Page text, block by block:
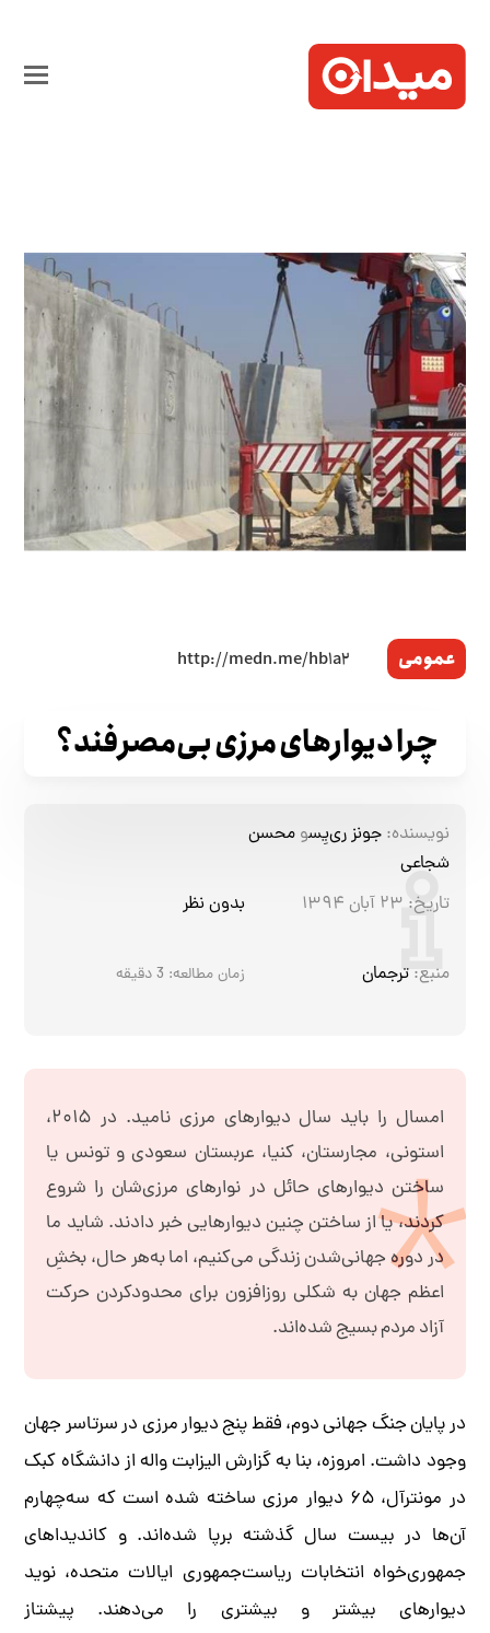
عمومی
چرا دیوارهای مرزی بی‌مصرفند؟
نویسنده: جونز ری‌یِسومحسن
شجاعی
تاریخ: ۲۳ آبان ۱۳۹۴ بدون نظر
منبع: ترجمان زمان مطالعه: 3دقیقه
امسال را باید سال دیوارهای مرزی نامید. در ۲۰۱۵،
استونی، مجارستان، کنیا، عربستان سعودی و تونس یا
ساختن دیوارهای حائل در نوارهای مرزی‌شان را شروع
کردند، یا از ساختن چنین دیوارهایی خبر دادند. شاید ما
در دوره جهانی‌شدن زندگی می‌کنیم، اما به‌هر حال، بخشِ
اعظم جهان به شکلی روزافزون برای محدودکردن حرکت
آزاد مردم بسیج شده‌اند.
در پایان جنگ جهانی دوم، فقط پنج دیوار مرزی در سرتاسر جهان
وجود داشت. امروزه، بنا به گزارش الیزابت واله از دانشگاه کبک
در مونترآل، ۶۵ دیوار مرزی ساخته شده است که سه‌چهارم
آن‌ها در بیست سال گذشته برپا شده‌اند. و کاندیداهای
جمهوری‌خواه انتخابات ریاست‌جمهوری ایالات متحده، نوید
دیوارهای بیشتر و بیشتری را می‌دهند. پیشتاز